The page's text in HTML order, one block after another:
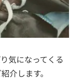
気になってくる
介します。